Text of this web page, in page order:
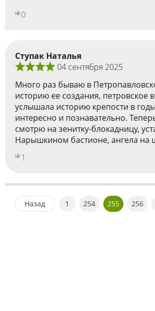
0
Ступак Наталья
04 сентября 2025
Много раз бываю в
историю ее создания, петровское
услышала историю крепости в
интересно и познавательно.
смотрю на зенитку-блокадницу,
Нарышкином бастионе, ангела на
1
Назад 1 254 255 256